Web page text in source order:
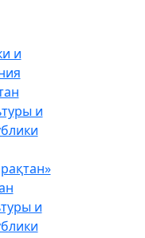
и
и
и